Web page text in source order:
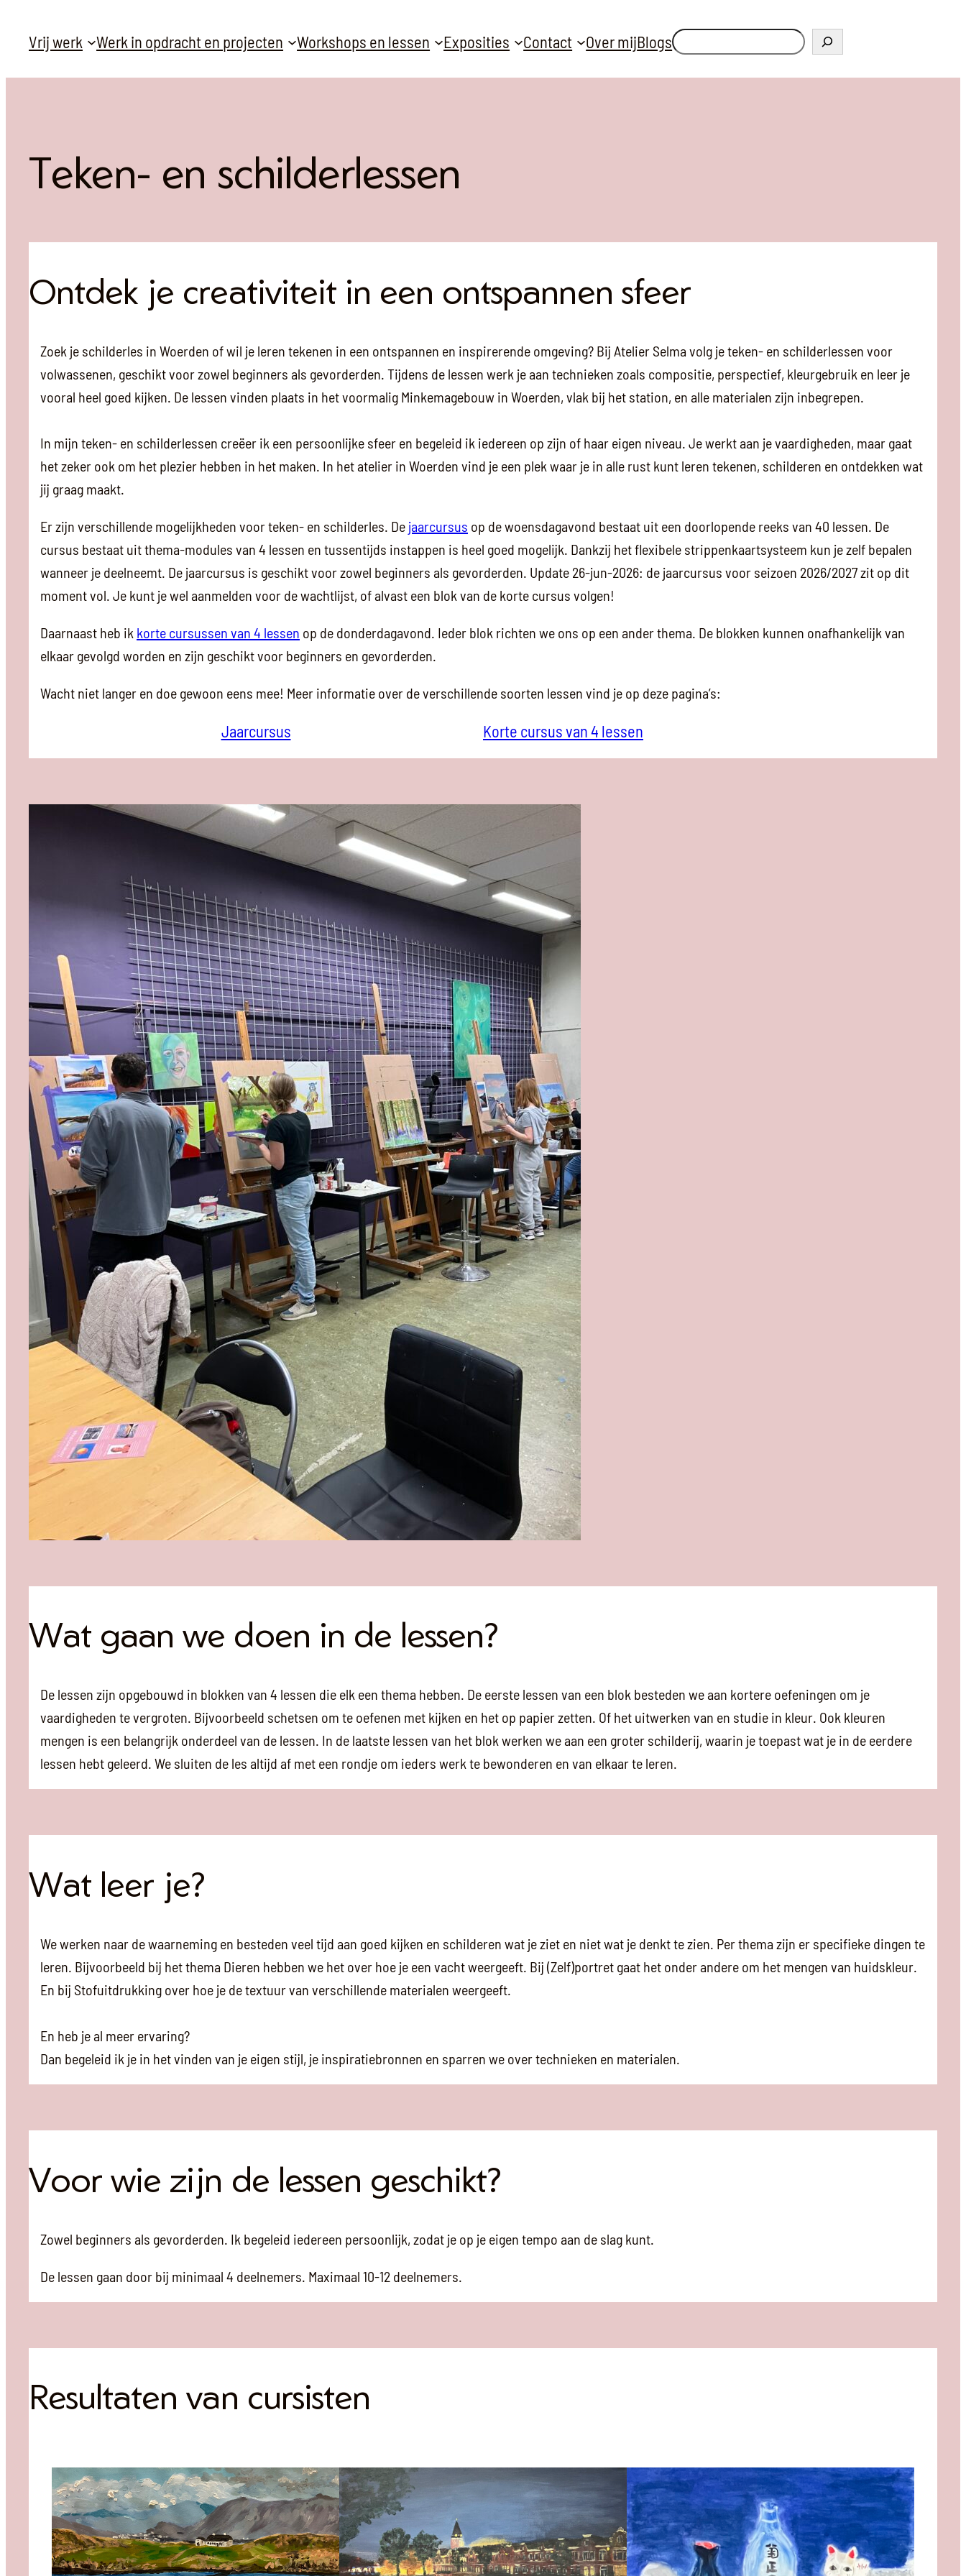
naarVrij werk Werk in opdracht en projecten Workshops en lessen Exposities Contact Over mijBlogsZoeken
Teken- en schilderlessen
Ontdek je creativiteit in een ontspannen sfeer
Zoek je schilderles in Woerden of wil je leren tekenen in een ontspannen en inspirerende omgeving? Bij Atelier Selma volg je teken- en schilderlessen voor
volwassenen, geschikt voor zowel beginners als gevorderden. Tijdens de lessen werk je aan technieken zoals compositie, perspectief, kleurgebruik en leer je
vooral heel goed kijken. De lessen vinden plaats in het voormalig Minkemagebouw in Woerden, vlak bij het station, en alle materialen zijn inbegrepen.
In mijn teken- en schilderlessen creëer ik een persoonlijke sfeer en begeleid ik iedereen op zijn of haar eigen niveau. Je werkt aan je vaardigheden, maar gaat
het zeker ook om het plezier hebben in het maken. In het atelier in Woerden vind je een plek waar je in alle rust kunt leren tekenen, schilderen en ontdekken wat
jij graag maakt.
Er zijn verschillende mogelijkheden voor teken- en schilderles. De jaarcursus op de woensdagavond bestaat uit een doorlopende reeks van 40 lessen. De
cursus bestaat uit thema-modules van 4 lessen en tussentijds instappen is heel goed mogelijk. Dankzij het flexibele strippenkaartsysteem kun je zelf bepalen
wanneer je deelneemt. De jaarcursus is geschikt voor zowel beginners als gevorderden. Update 26-jun-2026: de jaarcursus voor seizoen 2026/2027 zit op dit
moment vol. Je kunt je wel aanmelden voor de wachtlijst, of alvast een blok van de korte cursus volgen!
Daarnaast heb ik korte cursussen van 4 lessen op de donderdagavond. Ieder blok richten we ons op een ander thema. De blokken kunnen onafhankelijk van
elkaar gevolgd worden en zijn geschikt voor beginners en gevorderden.
Wacht niet langer en doe gewoon eens mee! Meer informatie over de verschillende soorten lessen vind je op deze pagina’s:
Jaarcursus Korte cursus van 4 lessen
Wat gaan we doen in de lessen?
De lessen zijn opgebouwd in blokken van 4 lessen die elk een thema hebben. De eerste lessen van een blok besteden we aan kortere oefeningen om je
vaardigheden te vergroten. Bijvoorbeeld schetsen om te oefenen met kijken en het op papier zetten. Of het uitwerken van en studie in kleur. Ook kleuren
mengen is een belangrijk onderdeel van de lessen. In de laatste lessen van het blok werken we aan een groter schilderij, waarin je toepast wat je in de eerdere
lessen hebt geleerd. We sluiten de les altijd af met een rondje om ieders werk te bewonderen en van elkaar te leren.
Wat leer je?
We werken naar de waarneming en besteden veel tijd aan goed kijken en schilderen wat je ziet en niet wat je denkt te zien. Per thema zijn er specifieke dingen te
leren. Bijvoorbeeld bij het thema Dieren hebben we het over hoe je een vacht weergeeft. Bij (Zelf)portret gaat het onder andere om het mengen van huidskleur.
En bij Stofuitdrukking over hoe je de textuur van verschillende materialen weergeeft.
En heb je al meer ervaring?
Dan begeleid ik je in het vinden van je eigen stijl, je inspiratiebronnen en sparren we over technieken en materialen.
Voor wie zijn de lessen geschikt?
Zowel beginners als gevorderden. Ik begeleid iedereen persoonlijk, zodat je op je eigen tempo aan de slag kunt.
De lessen gaan door bij minimaal 4 deelnemers. Maximaal 10-12 deelnemers.
Resultaten van cursisten